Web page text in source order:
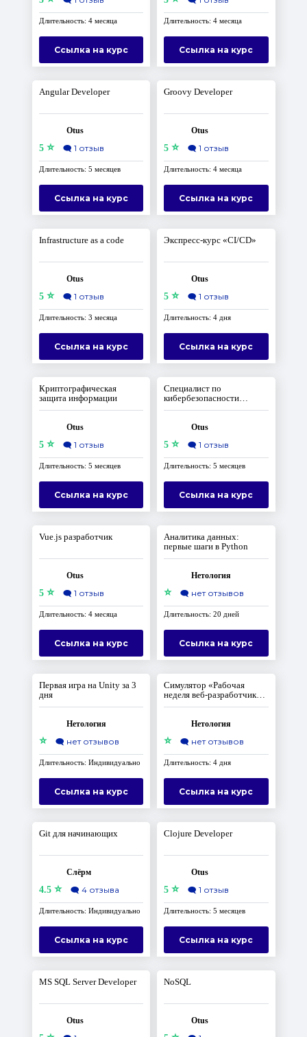
Длительность: 4 месяца
Ссылка на курс
Длительность: 4 месяца
Ссылка на курс
Angular Developer
Otus
5⭐ 🗨️ 1 отзыв
Длительность: 5 месяцев
Ссылка на курс
Groovy Developer
Otus
5 ⭐ 🗨️ 1 отзыв
Длительность: 4 месяца
Ссылка на курс
Infrastructure as a code
Otus
5⭐ 🗨️ 1 отзыв
Длительность: 3 месяца
Ссылка на курс
Экспресс-курс «CI/CD»
Otus
5 ⭐ 🗨️ 1 отзыв
Длительность: 4 дня
Ссылка на курс
Криптографическая
защита информации
Otus
5⭐ 🗨️ 1 отзыв
Длительность: 5 месяцев
Ссылка на курс
Специалист по
кибербезопасности
облачных сред
Otus
5 ⭐ 🗨️ 1 отзыв
Длительность: 5 месяцев
Ссылка на курс
Vue.js разработчик
Otus
5⭐ 🗨️ 1 отзыв
Длительность: 4 месяца
Ссылка на курс
Аналитика данных:
первые шаги в Python
Нетология
⭐ 🗨️ нет отзывов
Длительность: 20 дней
Ссылка на курс
Первая игра на Unity за 3
дня
Нетология
⭐ 🗨️ нет отзывов
Длительность: Индивидуально
Ссылка на курс
Симулятор «Рабочая
неделя веб-разработчика
на Python»
Нетология
⭐ 🗨️ нет отзывов
Длительность: 4 дня
Ссылка на курс
Git для начинающих
Слёрм
4.5⭐ 🗨️ 4 отзыва
Длительность: Индивидуально
Ссылка на курс
Clojure Developer
Otus
5 ⭐ 🗨️ 1 отзыв
Длительность: 5 месяцев
Ссылка на курс
MS SQL Server Developer
Otus
NoSQL
Otus